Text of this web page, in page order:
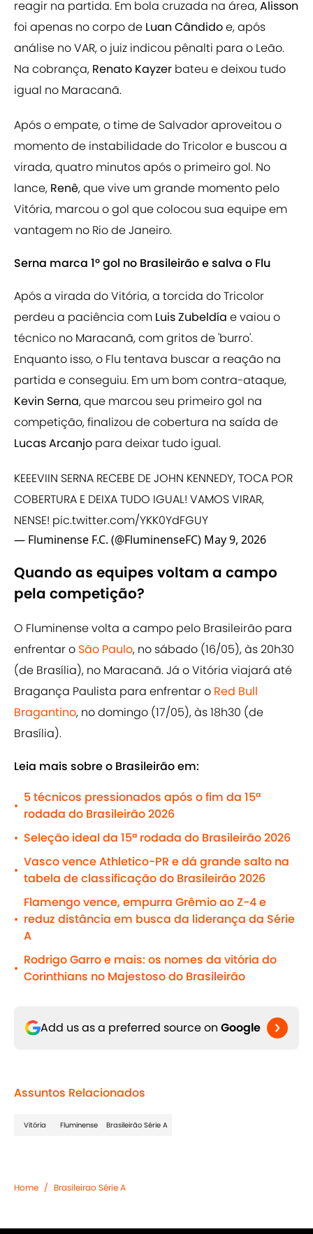
reagir na partida. Em bola cruzada na área,Alisson
foi apenas no corpo de Luan Cândidoe, após
análise no VAR, o juiz indicou pênalti para o Leão.
Na cobrança, Renato Kayzer bateu e deixou tudo
igual no Maracanã.
Após o empate, o time de Salvador aproveitou o
momento de instabilidade do Tricolor e buscou a
virada, quatro minutos após o primeiro gol. No
lance, Renê, que vive um grande momento pelo
Vitória, marcou o gol que colocou sua equipe em
vantagem no Rio de Janeiro.
Serna marca 1º gol no Brasileirão e salva o Flu
Após a virada do Vitória, a torcida do Tricolor
perdeu a paciência com Luis Zubeldía e vaiou o
técnico no Maracanã, com gritos de 'burro'.
Enquanto isso, o Flu tentava buscar a reação na
partida e conseguiu. Em um bom contra-ataque,
Kevin Serna, que marcou seu primeiro gol na
competição, finalizou de cobertura na saída de
Lucas Arcanjo para deixar tudo igual.
KEEEVIIN SERNA RECEBE DE JOHN KENNEDY, TOCA POR
COBERTURA E DEIXA TUDO IGUAL! VAMOS VIRAR,
NENSE! pic.twitter.com/YKK0YdFGUY
— Fluminense F.C. (@FluminenseFC) May 9, 2026
Quando as equipes voltam a campo
pela competição?
O Fluminense volta a campo pelo Brasileirão para
enfrentar o São Paulo, no sábado (16/05), às 20h30
(de Brasília), no Maracanã. Já o Vitória viajará até
Bragança Paulista para enfrentar o Red Bull
Bragantino, no domingo (17/05), às 18h30 (de
Brasília).
Leia mais sobre o Brasileirão em:
•
5 técnicos pressionados após o fim da 15ª
rodada do Brasileirão 2026
• Seleção ideal da 15ª rodada do Brasileirão 2026
•
Vasco vence Athletico-PR e dá grande salto na
tabela de classificação do Brasileirão 2026
•
Flamengo vence, empurra Grêmio ao Z-4 e
reduz distância em busca da liderança da Série
A
•
Rodrigo Garro e mais: os nomes da vitória do
Corinthians no Majestoso do Brasileirão
Add us as a preferred source on Google
Assuntos Relacionados
Vitória Fluminense Brasileirão Série A
Home / Brasileirao Série A